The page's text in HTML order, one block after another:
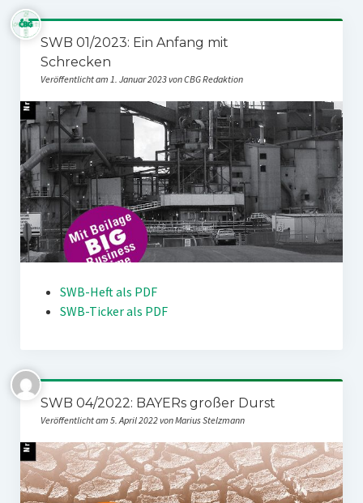
SWB 01/2023: Ein Anfang mit
Schrecken
Veröffentlicht am 1. Januar 2023 von CBG Redaktion
SWB-Heft als PDF
SWB-Ticker als PDF
SWB 04/2022: BAYERs großer Durst
Veröffentlicht am 5. April 2022 von Marius Stelzmann